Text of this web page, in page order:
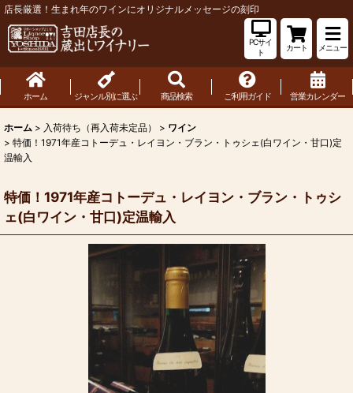
店長厳選！生まれ年のワインにオリジナルメッセージの刻印
PCサイ
ト
カート メニュー
ホーム ジャンル別に選ぶ 商品検索 ご利用ガイド 営業カレンダー
ホーム > 入荷待ち（再入荷未定品） > ワイン
> 特価！1971年産コトーデュ・レイヨン・ブラン・トゥシェ(白ワイン・甘口)定
温輸入
特価！1971年産コトーデュ・レイヨン・ブラン・トゥシ
ェ(白ワイン・甘口)定温輸入